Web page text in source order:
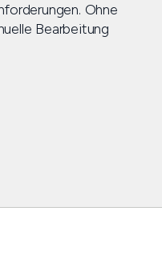
Ohne
Bearbeitung